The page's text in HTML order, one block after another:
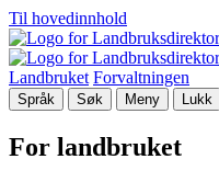
Til hovedinnhold
Landbruket Forvaltningen
Språk Søk Meny Lukk
For landbruket